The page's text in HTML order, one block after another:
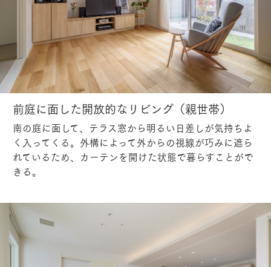
前庭に面した開放的なリビング（親世帯）
南の庭に面して、テラス窓から明るい日差しが気持ちよ
く入ってくる。外構によって外からの視線が巧みに遮ら
れているため、カーテンを開けた状態で暮らすことがで
きる。